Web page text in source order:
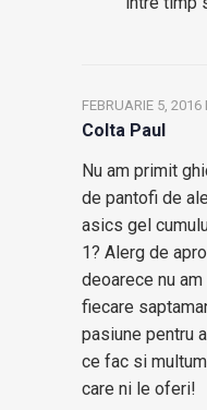
Colta Paul
FEBRUARIE 5, 2016
Nu am primit
de pantofi de
asics gel
1? Alerg de
deoarece nu
fiecare
pasiune pentru
ce fac si
care ni le oferi!